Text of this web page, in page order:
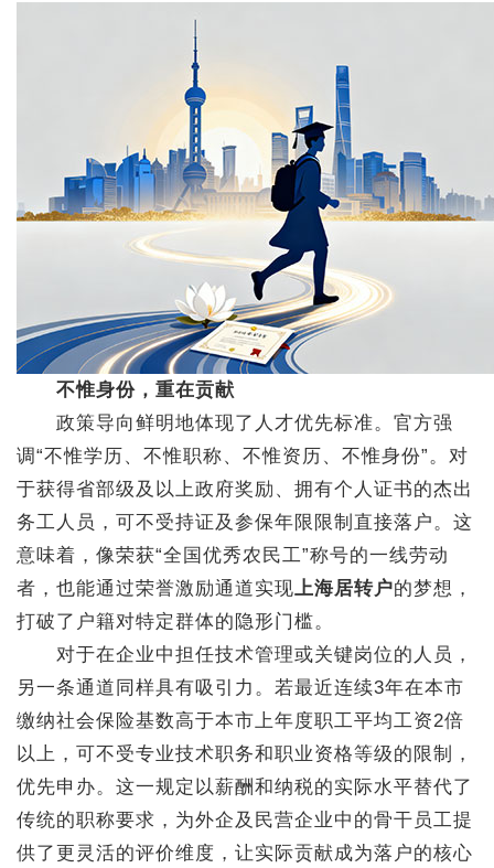
不惟身份，重在贡献
政策导向鲜明地体现了人才优先标准。官方强
调“不惟学历、不惟职称、不惟资历、不惟身份”。对
于获得省部级及以上政府奖励、拥有个人证书的杰出
务工人员，可不受持证及参保年限限制直接落户。这
意味着，像荣获“全国优秀农民工”称号的一线劳动
者，也能通过荣誉激励通道实现上海居转户的梦想，
打破了户籍对特定群体的隐形门槛。
对于在企业中担任技术管理或关键岗位的人员，
另一条通道同样具有吸引力。若最近连续3年在本市
缴纳社会保险基数高于本市上年度职工平均工资2倍
以上，可不受专业技术职务和职业资格等级的限制，
优先申办。这一规定以薪酬和纳税的实际水平替代了
传统的职称要求，为外企及民营企业中的骨干员工提
供了更灵活的评价维度，让实际贡献成为落户的核心